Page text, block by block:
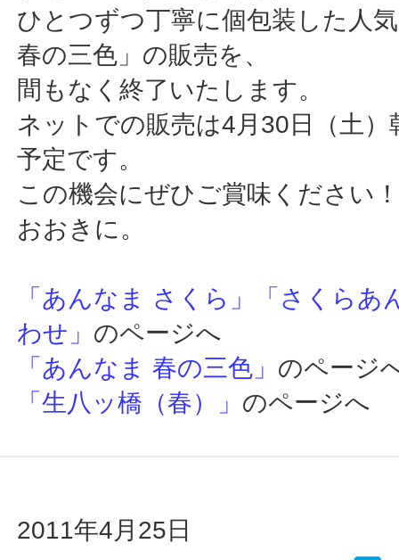
ひとつずつ丁寧に個包装した人
春の三色」の販売を、
間もなく終了いたします。
ネットでの販売は4月30日（土）
予定です。
この機会にぜひご賞味ください
おおきに。
「あんなま さくら」「さくらあ
わせ」 のページへ
「あんなま 春の三色」 のページ
「生八ッ橋（春）」 のページへ
2011年4月25日